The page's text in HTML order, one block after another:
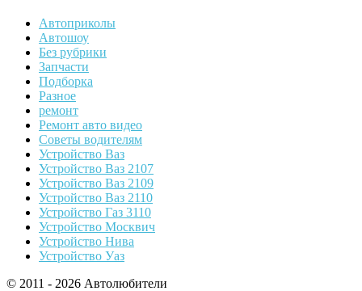
Автоприколы
Автошоу
Без рубрики
Запчасти
Подборка
Разное
ремонт
Ремонт авто видео
Советы водителям
Устройство Ваз
Устройство Ваз 2107
Устройство Ваз 2109
Устройство Ваз 2110
Устройство Газ 3110
Устройство Москвич
Устройство Нива
Устройство Уаз
© 2011 - 2026 Автолюбители